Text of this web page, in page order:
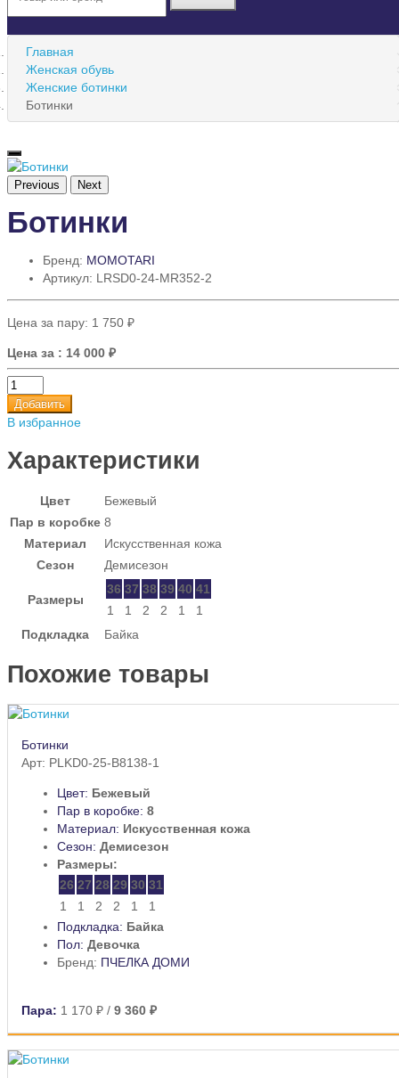
Главная
Женская обувь
Женские ботинки
Ботинки
Previous Next
Ботинки
Бренд: MOMOTARI
Артикул: LRSD0-24-MR352-2
Цена за пару: 1 750 ₽
Цена за : 14 000 ₽
Добавить
В избранное
Характеристики
Цвет
Бежевый
Пар в коробке 8
Материал
Искусственная кожа
Сезон
Демисезон
Размеры
36 37 38 39 40 41
1
1 2 2 1
1
Подкладка
Байка
Похожие товары
Ботинки
Арт: PLKD0-25-B8138-1
Цвет: Бежевый
Пар в коробке: 8
Материал: Искусственная кожа
Сезон: Демисезон
Размеры:
26 27 28 29 30 31
1
1 2 2 1
1
Подкладка: Байка
Пол: Девочка
Бренд: ПЧЕЛКА ДОМИ
Пара: 1 170 ₽ / 9 360 ₽